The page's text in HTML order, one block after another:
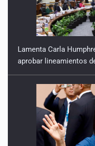
Lamenta Carla
aprobar lineamientos